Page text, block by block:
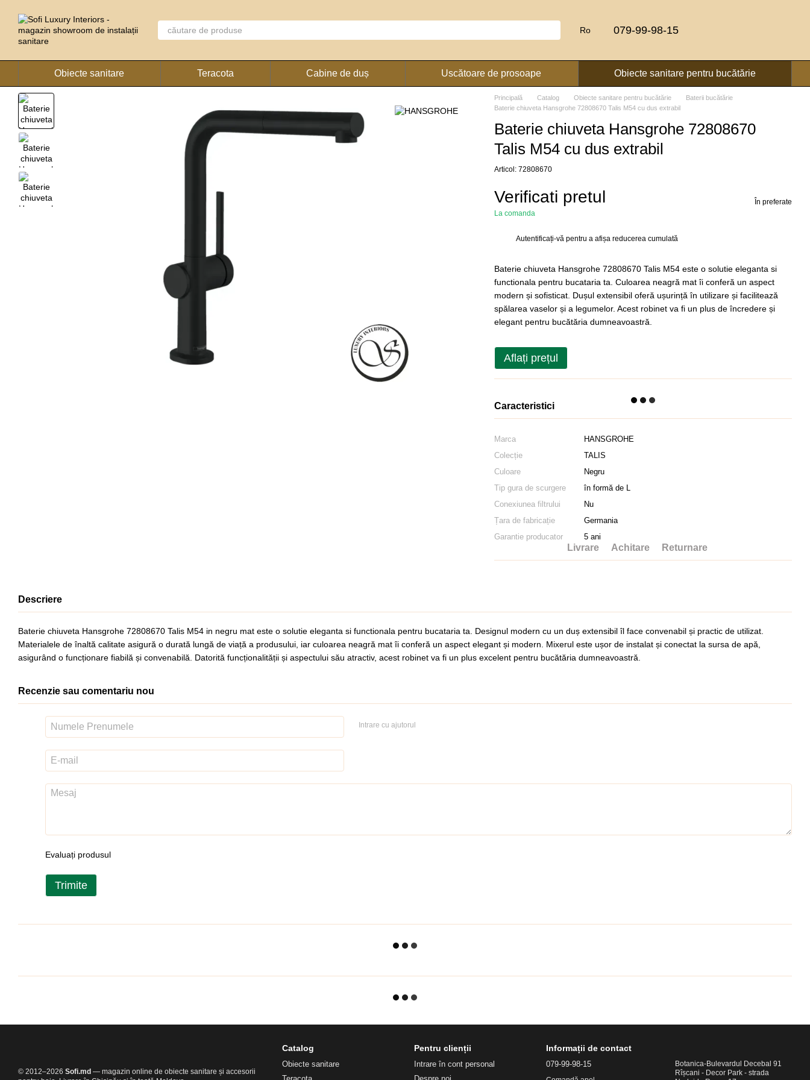
Ro 079-99-98-15
Obiecte sanitare Teracota Cabine de duș Uscătoare de prosoape Obiecte sanitare pentru bucătărie
Principală Catalog Obiecte sanitare pentru bucătărie
Baterii bucătărie
Baterie chiuveta Hansgrohe 72808670 Talis M54 cu dus extrabil
Baterie chiuveta Hansgrohe 72808670
Talis M54 cu dus extrabil
Articol: 72808670
Verificati pretul
La comanda
În preferate
Autentificați-văpentru a afișa reducerea cumulată
Baterie chiuveta Hansgrohe 72808670 Talis M54 este o solutie eleganta si
functionala pentru bucataria ta. Culoarea neagră mat îi conferă un aspect
modern și sofisticat. Dușul extensibil oferă ușurință în utilizare și facilitează
spălarea vaselor și a legumelor. Acest robinet va fi un plus de încredere și
elegant pentru bucătăria dumneavoastră.
Aflați prețul
Caracteristici
Marca
HANSGROHE
Colecție
TALIS
Culoare
Negru
Tip gura de scurgere
în formă de L
Conexiunea filtrului
Nu
Țara de fabricație
Germania
Garantie producator
5 ani
Livrare Achitare Returnare
Descriere
Baterie chiuveta Hansgrohe 72808670 Talis M54 in negru mat este o solutie eleganta si functionala pentru bucataria ta. Designul modern cu un duș extensibil îl face convenabil și practic de utilizat.
Materialele de înaltă calitate asigură o durată lungă de viață a produsului, iar culoarea neagră mat îi conferă un aspect elegant și modern. Mixerul este ușor de instalat și conectat la sursa de apă,
asigurând o funcționare fiabilă și convenabilă. Datorită funcționalității și aspectului său atractiv, acest robinet va fi un plus excelent pentru bucătăria dumneavoastră.
Recenzie sau comentariu nou
Intrare cu ajutorul
Evaluați produsul
Trimite
© 2012–2026 Sofi.md — magazin online de obiecte sanitare și accesorii
Catalog
Obiecte sanitare
Pentru clienții
Intrare în cont personal
Informații de contact
079-99-98-15
Botanica-Bulevardul Decebal 91
Rîșcani - Decor Park - strada